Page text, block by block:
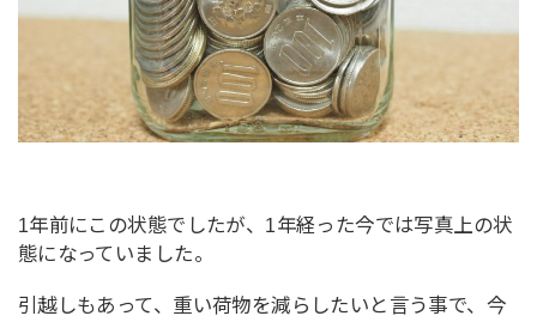
1年前にこの状態でしたが、1年経った今では写真上の状
態になっていました。
引越しもあって、重い荷物を減らしたいと言う事で、今